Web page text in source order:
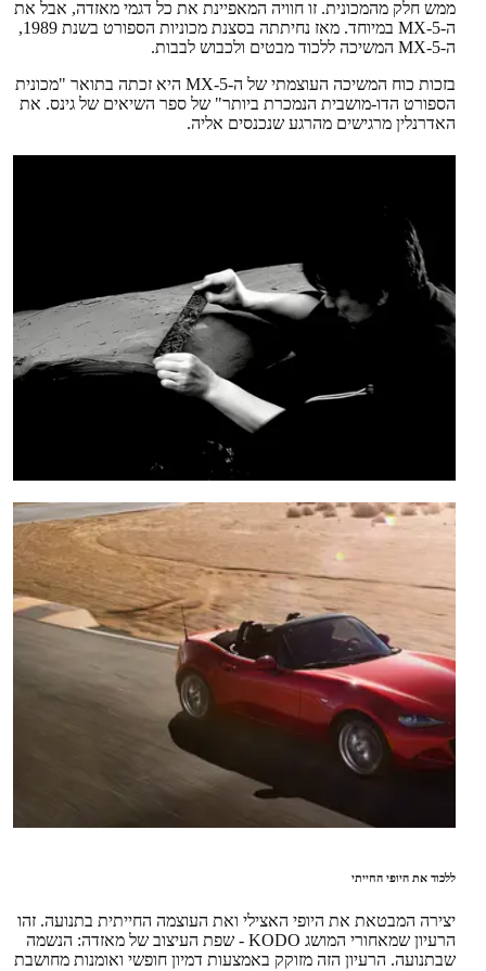
ממש חלק מהמכונית. זו חוויה המאפיינת את כל דגמי מאזדה, אבל את
ה-MX-5 במיוחד. מאז נחיתתה בסצנת מכוניות הספורט בשנת 1989,
בזכות כוח המשיכה העוצמתי של ה-MX-5 היא זכתה בתואר "מכונית
הספורט הדו-מושבית הנמכרת ביותר" של ספר השיאים של גינס. את
האדרנלין מרגישים מהרגע שנכנסים אליה.
ללכוד את היופי החייתי
יצירה המבטאת את היופי האצילי ואת העוצמה החייתית בתנועה. זהו
הרעיון שמאחורי המושג KODO - שפת העיצוב של מאזדה: הנשמה
שבתנועה. הרעיון הזה מזוקק באמצעות דמיון חופשי ואומנות מחושבת